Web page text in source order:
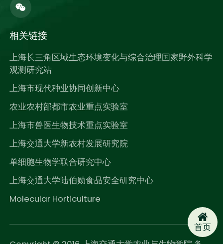
相关链接
上海长三角区域生态环境变化与综合治理国家野外科学
观测研究站
上海市现代种业协同创新中心
农业农村部都市农业重点实验室
上海市兽医生物技术重点实验室
上海交通大学新农村发展研究院
单细胞生物学联合研究中心
上海交通大学陆伯勋食品安全研究中心
Molecular Horticulture
首页